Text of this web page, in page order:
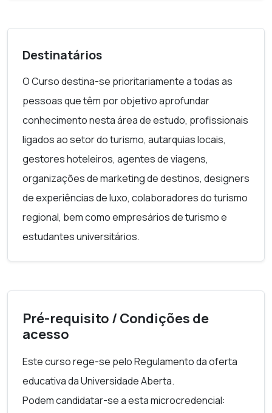
diferentes contextos.
Destinatários
O Curso destina-se prioritariamente a todas as
pessoas que têm por objetivo aprofundar
conhecimento nesta área de estudo, profissionais
ligados ao setor do turismo, autarquias locais,
gestores hoteleiros, agentes de viagens,
organizações de marketing de destinos, designers
de experiências de luxo, colaboradores do turismo
regional, bem como empresários de turismo e
estudantes universitários.
Pré-requisito / Condições de
acesso
Este curso rege-se pelo Regulamento da oferta
educativa da Universidade Aberta.
Podem candidatar-se a esta microcredencial: